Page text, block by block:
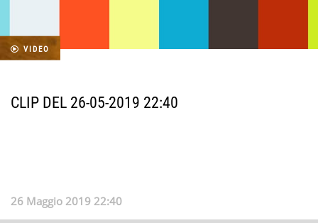
VIDEO
CLIP DEL 26-05-2019 22:40
26 Maggio 2019 22:40